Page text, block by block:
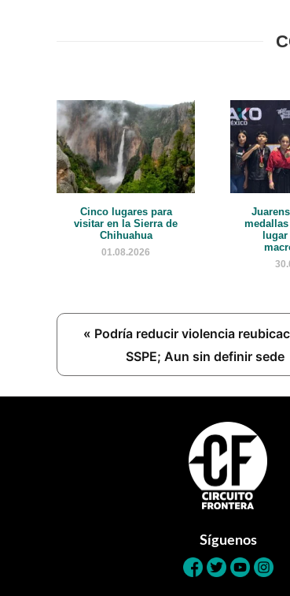
Cinco lugares para
visitar en la Sierra de
Chihuahua
01.08.2026
Previous
« Podría reducir violencia
SSPE; Aun sin definir sede
Síguenos